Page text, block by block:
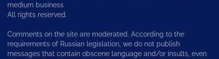
medium business
All rights reserved.
Comments on the site are moderated. According to the
requirements of Russian legislation, we do not publish
messages that contain obscene language and/or insults, even